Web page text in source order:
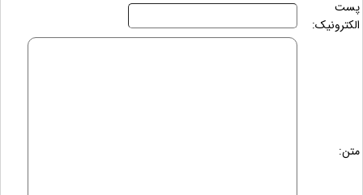
پست
الکترونیک:
متن: